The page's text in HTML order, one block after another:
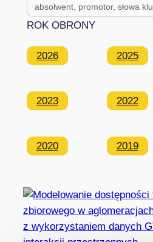
for:
ROK OBRONY
2026 2025
2023 2022
2020 2019